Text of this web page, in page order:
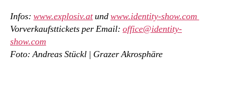
Infos: www.explosiv.atundwww.identity-show.com
Vorverkaufsttickets per Email: office@identity-
show.com
Foto: Andreas Stückl | Grazer Akrosphäre